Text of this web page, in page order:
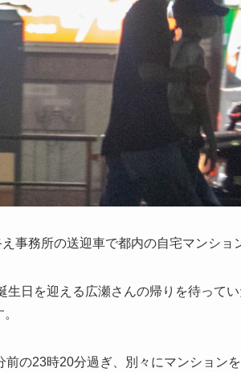
事務所の送迎車で都内の自宅マンショ
生日を迎える広瀬さんの帰りを待って
前の23時20分過ぎ、別々にマンション